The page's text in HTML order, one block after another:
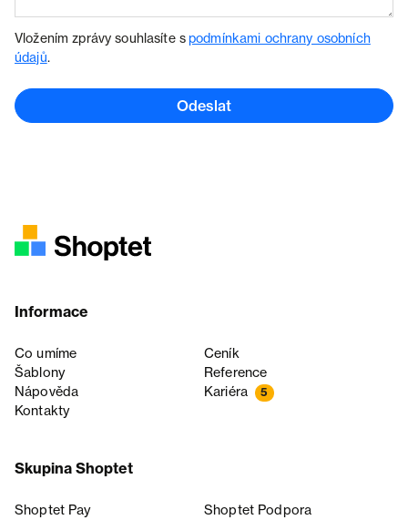
Vložením zprávy souhlasíte spodmínkami ochrany osobních
údajů.
Odeslat
Informace
Co umíme
Ceník
Šablony
Reference
Nápověda
Kariéra 5
Kontakty
Skupina Shoptet
Shoptet Pay
Shoptet Podpora